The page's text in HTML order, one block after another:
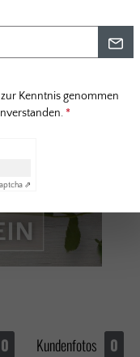
0 Kundenfotos 0
zur Kenntnis genommen
*
⇗